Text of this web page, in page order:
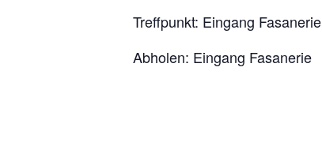
Treffpunkt: Eingang Fasanerie
Abholen: Eingang Fasanerie